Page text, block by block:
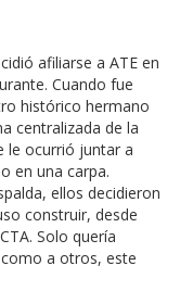
afiliarse a ATE en
Cuando fue
histórico hermano
centralizada de la
le ocurrió juntar a
en una carpa.
ellos decidieron
construir, desde
Solo quería
a otros, este